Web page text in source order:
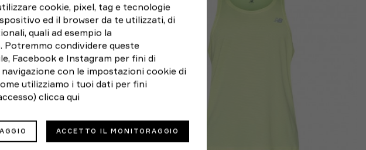
cookie, pixel, tag e tecnologie
ed il browser da te utilizzati, di
quali ad esempio la
Potremmo condividere queste
Facebook e Instagram per fini di
con le impostazioni cookie di
utilizziamo i tuoi dati per fini
clicca qui
ACCETTO IL MONITORAGGIO